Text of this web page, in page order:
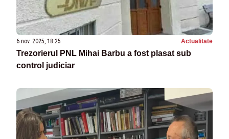
6 nov. 2025, 18:25 Actualitate
Trezorierul PNL Mihai Barbu a fost plasat sub
control judiciar